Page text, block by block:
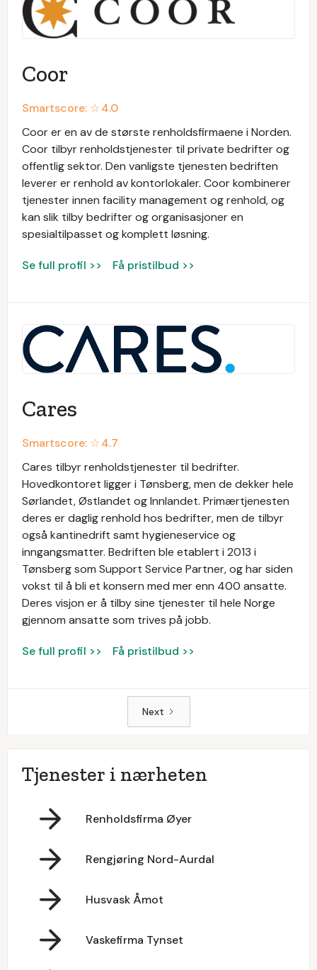
Coor
Smartscore: ☆4.0
Coor er en av de største renholdsfirmaene i Norden.
Coor tilbyr renholdstjenester til private bedrifter og
offentlig sektor. Den vanligste tjenesten bedriften
leverer er renhold av kontorlokaler. Coor kombinerer
tjenester innen facility management og renhold, og
kan slik tilby bedrifter og organisasjoner en
spesialtilpasset og komplett løsning.
Se full profil >> Få pristilbud >>
Cares
Smartscore: ☆4.7
Cares tilbyr renholdstjenester til bedrifter.
Hovedkontoret ligger i Tønsberg, men de dekker hele
Sørlandet, Østlandet og Innlandet. Primærtjenesten
deres er daglig renhold hos bedrifter, men de tilbyr
også kantinedrift samt hygieneservice og
inngangsmatter. Bedriften ble etablert i 2013 i
Tønsberg som Support Service Partner, og har siden
vokst til å bli et konsern med mer enn 400 ansatte.
Deres visjon er å tilby sine tjenester til hele Norge
gjennom ansatte som trives på jobb.
Se full profil >> Få pristilbud >>
Next
Tjenester i nærheten
Renholdsfirma Øyer
Rengjøring Nord-Aurdal
Husvask Åmot
Vaskefirma Tynset